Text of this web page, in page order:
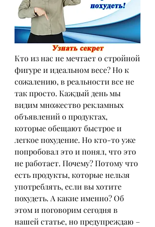
Кто из нас не мечтает о стройной
фигуре и идеальном весе? Но к
сожалению, в реальности все не
так просто. Каждый день мы
видим множество рекламных
объявлений о продуктах,
которые обещают быстрое и
легкое похудение. Но кто-то уже
попробовал это и понял, что это
не работает. Почему? Потому что
есть продукты, которые нельзя
употреблять, если вы хотите
похудеть. А какие именно? Об
этом и поговорим сегодня в
нашей статье, но предупреждаю –